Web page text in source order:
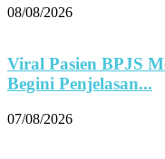
08/08/2026
Viral Pasien BPJS
Begini Penjelasan...
07/08/2026